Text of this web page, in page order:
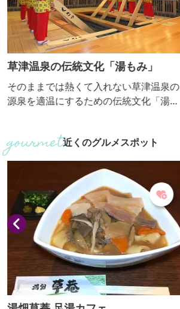
草津温泉の伝統文化「湯もみ」
そのままでは熱くて入れない草津温泉の
源泉を適温にするための伝統文化「湯も
ています。 近くのグルメスポット